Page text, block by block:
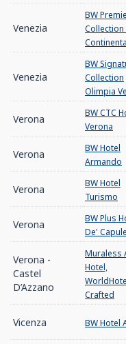
Venezia
BW
Collection
Venezia
BW
Collection
Olimpia
Verona
BW CTC
Verona
Verona
BW Hotel
Armando
Verona
BW Hotel
Turismo
Verona
BW Plus
De'
Verona -
Castel
D’Azzano
Muraless
Hotel,
Crafted
Vicenza BW Hotel